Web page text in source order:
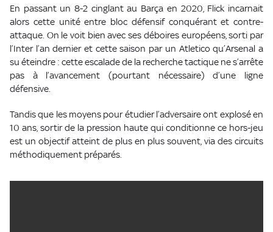
En passant un 8-2 cinglant au Barça en 2020, Flick incarnait
alors cette unité entre bloc défensif conquérant et contre-
attaque. On le voit bien avec ses déboires européens, sorti par
l’Inter l’an dernier et cette saison par un Atletico qu’Arsenal a
su éteindre : cette escalade de la recherche tactique ne s’arrête
pas à l’avancement (pourtant nécessaire) d’une ligne
défensive.
Tandis que les moyens pour étudier l’adversaire ont explosé en
10 ans, sortir de la pression haute qui conditionne ce hors-jeu
est un objectif atteint de plus en plus souvent, via des circuits
méthodiquement préparés.